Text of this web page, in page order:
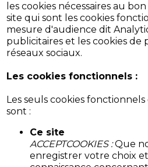
les cookies nécessaires au
site qui sont les cookies
mesure d'audience dit
publicitaires et les cookies de
réseaux sociaux.
Les cookies fonctionnels :
Les seuls cookies
sont :
Ce site
ACCEPTCOOKIES :Que
enregistrer votre choix